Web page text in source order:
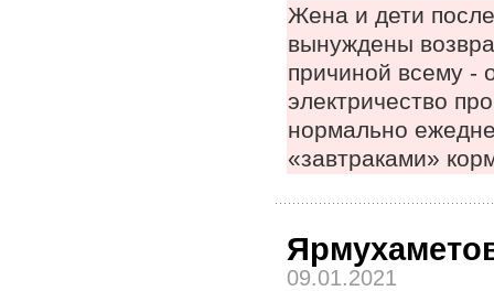
Жена и дети
вынуждены
причиной всему -
электричество
нормально
«завтраками»
09.01.2021